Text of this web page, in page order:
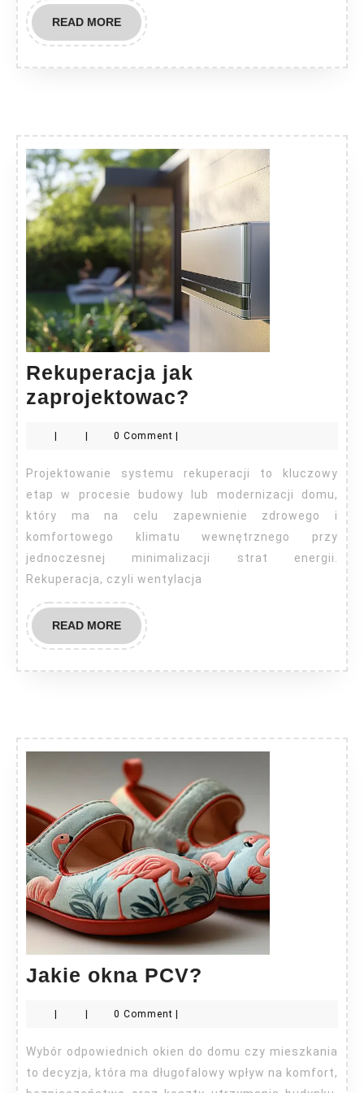
READ MOREREAD
MORE
Rekuperacja jak
zaprojektowac?
zaprojektowac?
| | 0 Comment |
Projektowanie systemu rekuperacji to kluczowy
etap w procesie budowy lub modernizacji domu,
który ma na celu zapewnienie zdrowego i
komfortowego klimatu wewnętrznego przy
jednoczesnej minimalizacji strat energii.
Rekuperacja, czyli wentylacja
READ MOREREAD
MORE
Jakie okna PCV?
| | 0 Comment |
Wybór odpowiednich okien do domu czy mieszkania
to decyzja, która ma długofalowy wpływ na komfort,